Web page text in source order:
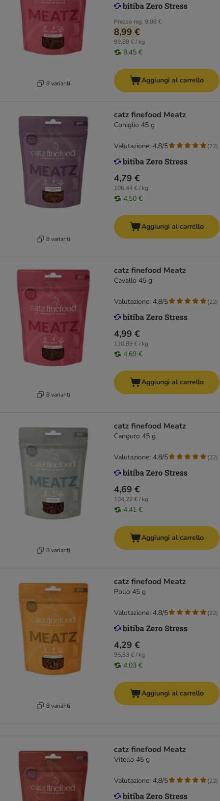
8 varianti
Prezzo reg. 9,98 €
8,99 €
99,89 € / kg
8,45 €
Aggiungi al carrello
8 varianti
catz finefood Meatz
Coniglio 45 g
4,79 €
106,44 € / kg
4,50 €
Valutazione: 4.8/5 (22)
Aggiungi al carrello
8 varianti
catz finefood Meatz
Cavallo 45 g
4,99 €
110,89 € / kg
4,69 €
Valutazione: 4.8/5 (22)
Aggiungi al carrello
8 varianti
catz finefood Meatz
Canguro 45 g
4,69 €
104,22 € / kg
4,41 €
Valutazione: 4.8/5 (22)
Aggiungi al carrello
8 varianti
catz finefood Meatz
Pollo 45 g
4,29 €
95,33 € / kg
4,03 €
Valutazione: 4.8/5 (22)
Aggiungi al carrello
catz finefood Meatz
Vitello 45 g
Valutazione: 4.8/5 (22)